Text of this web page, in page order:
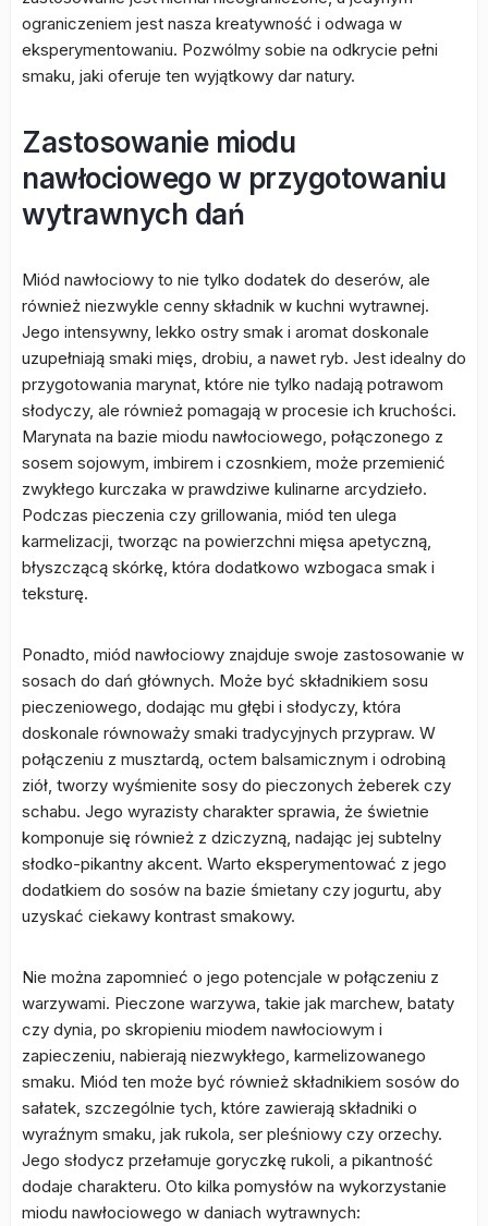
ograniczeniem jest nasza kreatywność i odwaga w
eksperymentowaniu. Pozwólmy sobie na odkrycie pełni
smaku, jaki oferuje ten wyjątkowy dar natury.
Zastosowanie miodu
nawłociowego w przygotowaniu
wytrawnych dań
Miód nawłociowy to nie tylko dodatek do deserów, ale
również niezwykle cenny składnik w kuchni wytrawnej.
Jego intensywny, lekko ostry smak i aromat doskonale
uzupełniają smaki mięs, drobiu, a nawet ryb. Jest idealny do
przygotowania marynat, które nie tylko nadają potrawom
słodyczy, ale również pomagają w procesie ich kruchości.
Marynata na bazie miodu nawłociowego, połączonego z
sosem sojowym, imbirem i czosnkiem, może przemienić
zwykłego kurczaka w prawdziwe kulinarne arcydzieło.
Podczas pieczenia czy grillowania, miód ten ulega
karmelizacji, tworząc na powierzchni mięsa apetyczną,
błyszczącą skórkę, która dodatkowo wzbogaca smak i
teksturę.
Ponadto, miód nawłociowy znajduje swoje zastosowanie w
sosach do dań głównych. Może być składnikiem sosu
pieczeniowego, dodając mu głębi i słodyczy, która
doskonale równoważy smaki tradycyjnych przypraw. W
połączeniu z musztardą, octem balsamicznym i odrobiną
ziół, tworzy wyśmienite sosy do pieczonych żeberek czy
schabu. Jego wyrazisty charakter sprawia, że świetnie
komponuje się również z dziczyzną, nadając jej subtelny
słodko-pikantny akcent. Warto eksperymentować z jego
dodatkiem do sosów na bazie śmietany czy jogurtu, aby
uzyskać ciekawy kontrast smakowy.
Nie można zapomnieć o jego potencjale w połączeniu z
warzywami. Pieczone warzywa, takie jak marchew, bataty
czy dynia, po skropieniu miodem nawłociowym i
zapieczeniu, nabierają niezwykłego, karmelizowanego
smaku. Miód ten może być również składnikiem sosów do
sałatek, szczególnie tych, które zawierają składniki o
wyraźnym smaku, jak rukola, ser pleśniowy czy orzechy.
Jego słodycz przełamuje goryczkę rukoli, a pikantność
dodaje charakteru. Oto kilka pomysłów na wykorzystanie
miodu nawłociowego w daniach wytrawnych: